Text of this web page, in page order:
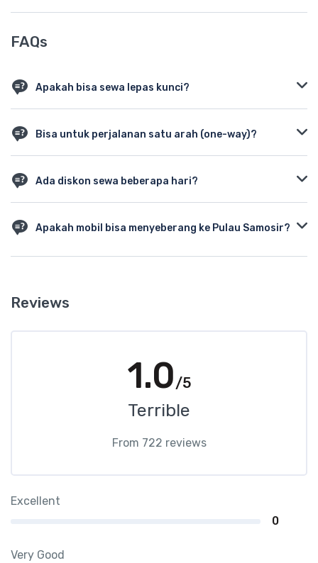
FAQs
Apakah bisa sewa lepas kunci?
Bisa untuk perjalanan satu arah (one-way)?
Ada diskon sewa beberapa hari?
Apakah mobil bisa menyeberang ke Pulau Samosir?
Bisa, melalui kapal feri dari Parapat ke Tomok.
Reviews
1.0/5
Terrible
From 722 reviews
Excellent
0
Very Good